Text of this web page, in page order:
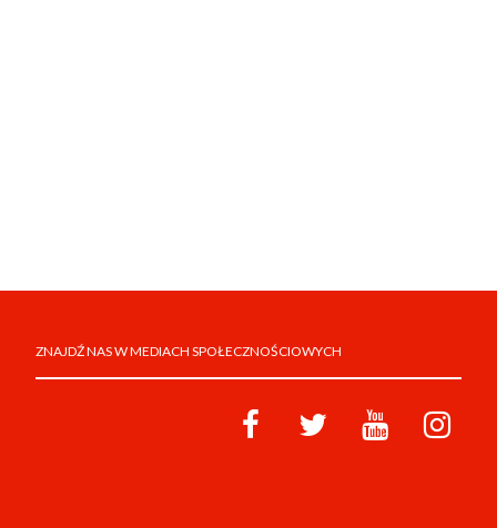
ZNAJDŹ NAS W MEDIACH SPOŁECZNOŚCIOWYCH